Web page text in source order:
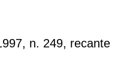
n. 249, recante